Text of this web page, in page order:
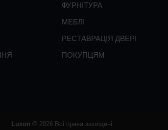
ФУРНІТУРА
МЕБЛІ
РЕСТАВРАЦІЯ ДВЕРІ
ПОКУПЦЯМ
Luxon © 2026 Всі права захищені